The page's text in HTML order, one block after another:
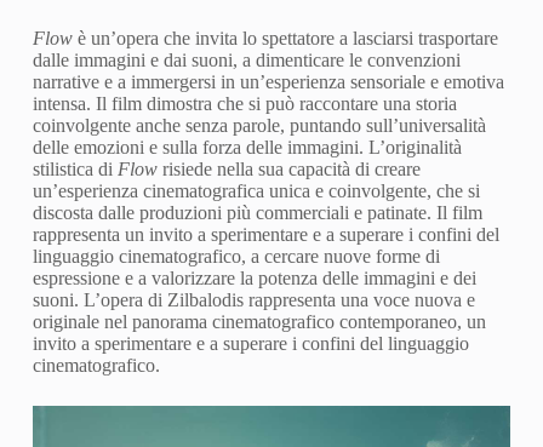
Flowè un’opera che invita lo spettatore a lasciarsi trasportare
dalle immagini e dai suoni, a dimenticare le convenzioni
narrative e a immergersi in un’esperienza sensoriale e emotiva
intensa. Il film dimostra che si può raccontare una storia
coinvolgente anche senza parole, puntando sull’universalità
delle emozioni e sulla forza delle immagini. L’originalità
stilistica di Flowrisiede nella sua capacità di creare
un’esperienza cinematografica unica e coinvolgente, che si
discosta dalle produzioni più commerciali e patinate. Il film
rappresenta un invito a sperimentare e a superare i confini del
linguaggio cinematografico, a cercare nuove forme di
espressione e a valorizzare la potenza delle immagini e dei
suoni. L’opera di Zilbalodis rappresenta una voce nuova e
originale nel panorama cinematografico contemporaneo, un
invito a sperimentare e a superare i confini del linguaggio
cinematografico.